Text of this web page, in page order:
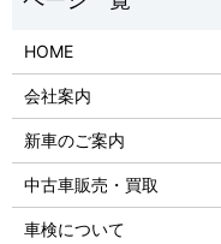
HOME
会社案内
新車のご案内
中古車販売・買取
車検について